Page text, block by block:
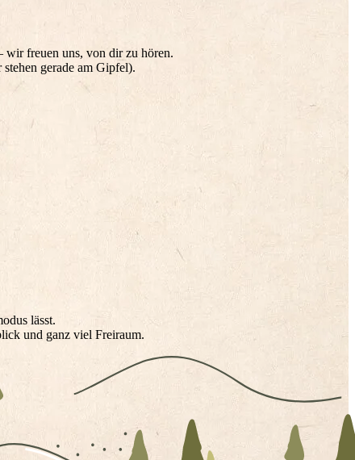
EN
wir freuen uns, von dir zu hören.
gerade am Gipfel).
lässt.
und ganz viel Freiraum.